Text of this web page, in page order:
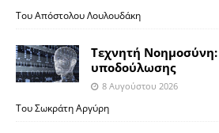
Του Απόστολου Λουλουδάκη
Τεχνητή
υποδούλωσης
8 Αυγούστου 2026
Του Σωκράτη Αργύρη